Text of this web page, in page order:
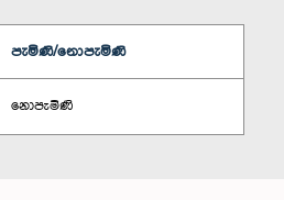
පැමිණි/නොපැමිණි
නොපැමිණි